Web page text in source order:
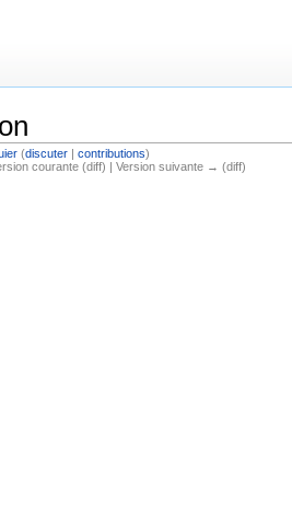
(discuter| contributions)
courante (diff) | Version suivante → (diff)